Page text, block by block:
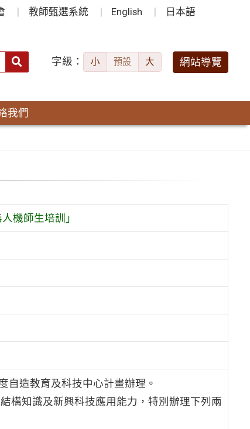
教師甄選系統 English 日本語
字級： 小 預設 大 網站導覽
我們
機師生培訓」
自造教育及科技中心計畫辦理。
構知識及新興科技應用能力，特別辦理下列兩